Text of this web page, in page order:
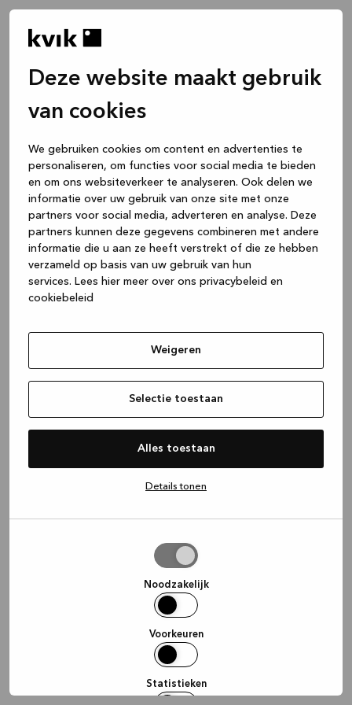
Deze website maakt gebruik
van cookies
We gebruiken cookies om content en advertenties te
personaliseren, om functies voor social media te bieden
en om ons websiteverkeer te analyseren. Ook delen we
informatie over uw gebruik van onze site met onze
partners voor social media, adverteren en analyse. Deze
partners kunnen deze gegevens combineren met andere
informatie die u aan ze heeft verstrekt of die ze hebben
verzameld op basis van uw gebruik van hun
services. Lees hier meer over ons privacybeleid en
cookiebeleid
Weigeren
Selectie toestaan
Alles toestaan
Details tonen
Noodzakelijk
Voorkeuren
Statistieken
(see the browser console for more
information).